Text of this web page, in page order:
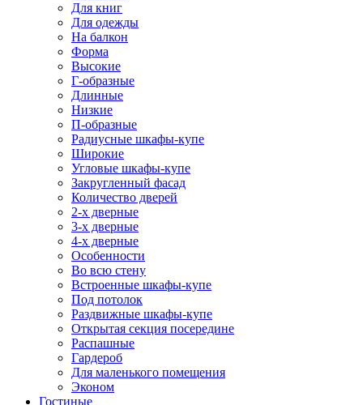
Для книг
Для одежды
На балкон
Форма
Высокие
Г-образные
Длинные
Низкие
П-образные
Радиусные шкафы-купе
Широкие
Угловые шкафы-купе
Закругленный фасад
Количество дверей
2-х дверные
3-х дверные
4-х дверные
Особенности
Во всю стену
Встроенные шкафы-купе
Под потолок
Раздвижные шкафы-купе
Открытая секция посередине
Распашные
Гардероб
Для маленького помещения
Эконом
Гостиные